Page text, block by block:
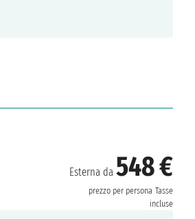
Esterna da 548 €
prezzo per persona Tasse
incluse